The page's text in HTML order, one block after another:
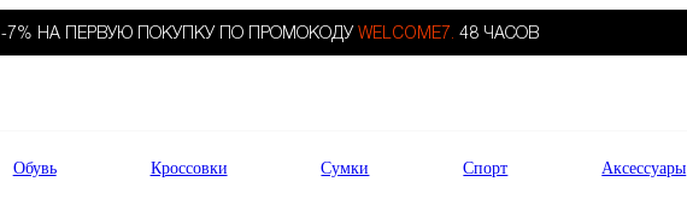
-7% НА ПЕРВУЮ ПОКУПКУ ПО ПРОМОКОДУ WELCOME7. 48 ЧАСОВ
Обувь Кроссовки Сумки Спорт Аксессуары